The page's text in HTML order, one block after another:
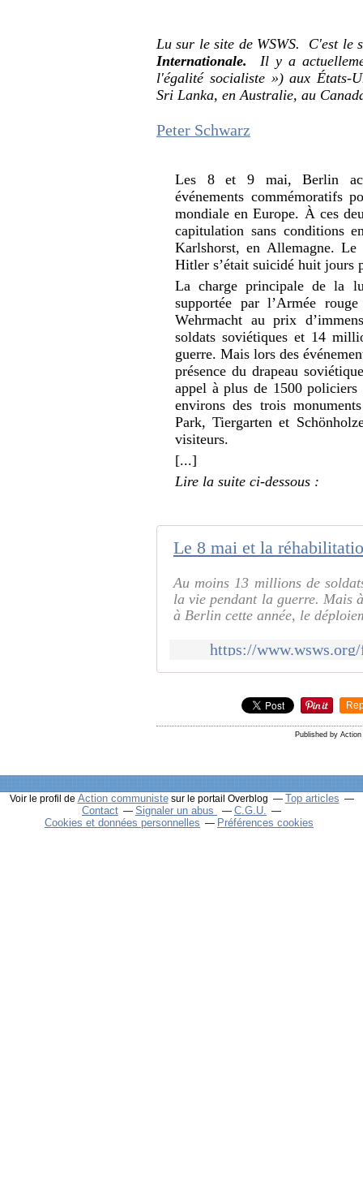
Lu sur le site de WSWS. C'est le
Internationale. Il y a
l'égalité socialiste ») aux États-
Sri Lanka, en Australie, au
Peter Schwarz
Les 8 et 9 mai, Berlin
événements commémoratifs
mondiale en Europe. À ces
capitulation sans conditions
Karlshorst, en Allemagne.
Hitler s’était suicidé huit jours
La charge principale de la
supportée par l’Armée
Wehrmacht au prix
soldats soviétiques et 14
guerre. Mais lors des
présence du drapeau
appel à plus de 1500
environs des trois
Park, Tiergarten et
visiteurs.
[...]
Lire la suite ci-dessous :
Le 8 mai et la
Au moins 13 millions de
la vie pendant la guerre. Mais
à Berlin cette année, le
https://
Published by
Voir le profil de Action communistesur le portail Overblog
Top articles
Contact
Signaler un abus
C.G.U.
Cookies et données personnelles
Préférences cookies